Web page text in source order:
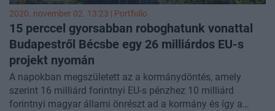
2020. november 02. 13:23 | Portfolio
15 perccel gyorsabban roboghatunk vonattal
Budapestről Bécsbe egy 26 milliárdos EU-s
projekt nyomán
A napokban megszületett az a kormánydöntés, amely
szerint 16 milliárd forintnyi EU-s pénzhez 10 milliárd
forintnyi magyar állami önrészt ad a kormány és így a